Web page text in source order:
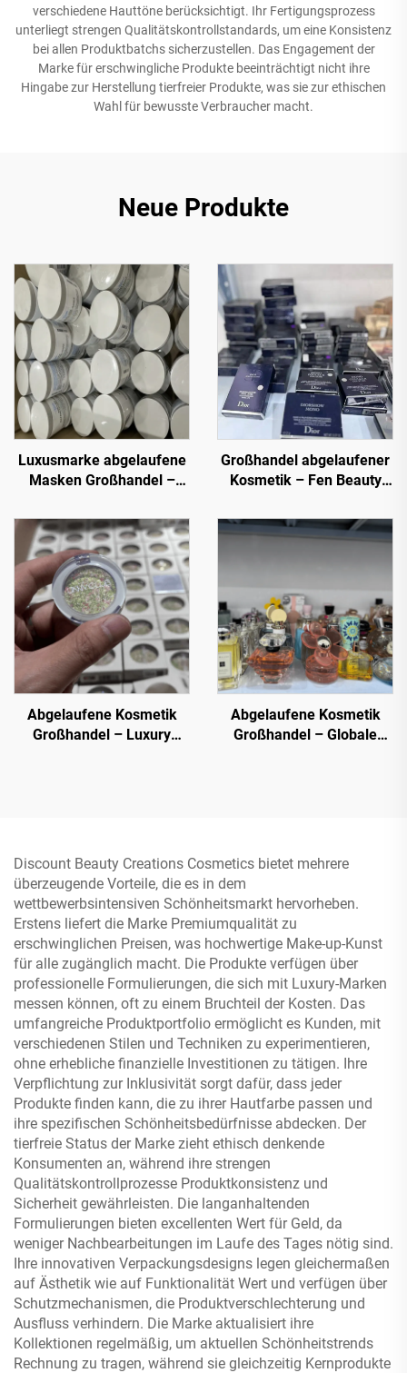
verschiedene Hauttöne berücksichtigt. Ihr Fertigungsprozess
unterliegt strengen Qualitätskontrollstandards, um eine Konsistenz
bei allen Produktbatchs sicherzustellen. Das Engagement der
Marke für erschwingliche Produkte beeinträchtigt nicht ihre
Hingabe zur Herstellung tierfreier Produkte, was sie zur ethischen
Wahl für bewusste Verbraucher macht.
Neue Produkte
Luxusmarke abgelaufene
Masken Großhandel –
zu unschlagbaren Preisen
Großhandel abgelaufener
Kosmetik – Fen Beauty
Auswahl an Schönheits-
und Make-up-Artikeln zu
an.
Abgelaufene Kosmetik
Großhandel – Luxury
Abgelaufene Kosmetik
Großhandel – Globale
Discount Beauty Creations Cosmetics bietet mehrere
überzeugende Vorteile, die es in dem
wettbewerbsintensiven Schönheitsmarkt hervorheben.
Erstens liefert die Marke Premiumqualität zu
erschwinglichen Preisen, was hochwertige Make-up-Kunst
für alle zugänglich macht. Die Produkte verfügen über
professionelle Formulierungen, die sich mit Luxury-Marken
messen können, oft zu einem Bruchteil der Kosten. Das
umfangreiche Produktportfolio ermöglicht es Kunden, mit
verschiedenen Stilen und Techniken zu experimentieren,
ohne erhebliche finanzielle Investitionen zu tätigen. Ihre
Verpflichtung zur Inklusivität sorgt dafür, dass jeder
Produkte finden kann, die zu ihrer Hautfarbe passen und
ihre spezifischen Schönheitsbedürfnisse abdecken. Der
tierfreie Status der Marke zieht ethisch denkende
Konsumenten an, während ihre strengen
Qualitätskontrollprozesse Produktkonsistenz und
Sicherheit gewährleisten. Die langanhaltenden
Formulierungen bieten excellenten Wert für Geld, da
weniger Nachbearbeitungen im Laufe des Tages nötig sind.
Ihre innovativen Verpackungsdesigns legen gleichermaßen
auf Ästhetik wie auf Funktionalität Wert und verfügen über
Schutzmechanismen, die Produktverschlechterung und
Ausfluss verhindern. Die Marke aktualisiert ihre
Kollektionen regelmäßig, um aktuellen Schönheitstrends
Rechnung zu tragen, während sie gleichzeitig Kernprodukte